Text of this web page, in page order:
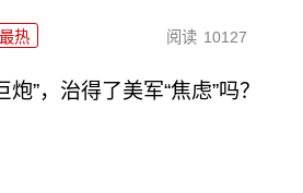
最热 阅读 10127
”，治得了美军“焦虑”吗？